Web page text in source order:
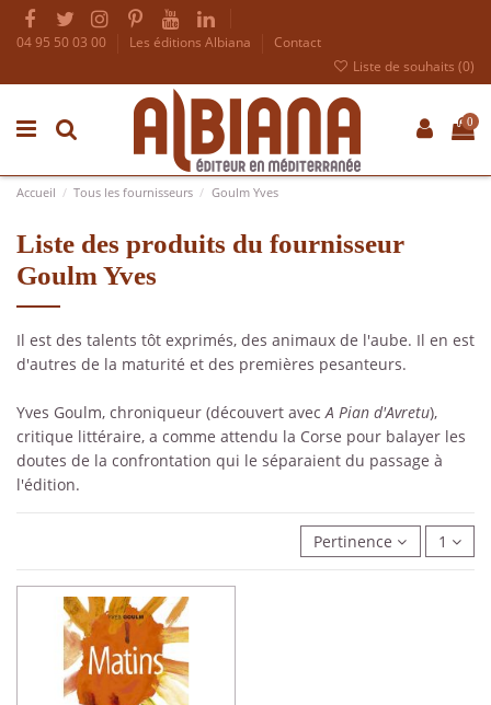
04 95 50 03 00 Les éditions Albiana
Contact
Liste de souhaits (0)
0
Accueil Tous les fournisseurs Goulm Yves
Liste des produits du fournisseur
Goulm Yves
Il est des talents tôt exprimés, des animaux de l'aube. Il en est
d'autres de la maturité et des premières pesanteurs.
Yves Goulm, chroniqueur (découvert avecA Pian d'Avretu),
critique littéraire, a comme attendu la Corse pour balayer les
doutes de la confrontation qui le séparaient du passage à
l'édition.
Pertinence 1